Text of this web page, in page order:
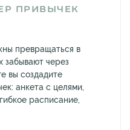
ПРИВЫЧЕК
превращаться в
забывают через
вы создадите
анкета с целями,
расписание,